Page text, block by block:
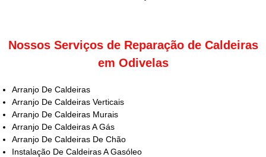
Nossos Serviços de Reparação de Caldeiras
em Odivelas
Arranjo De Caldeiras
Arranjo De Caldeiras Verticais
Arranjo De Caldeiras Murais
Arranjo De Caldeiras A Gás
Arranjo De Caldeiras De Chão
Instalação De Caldeiras A Gasóleo